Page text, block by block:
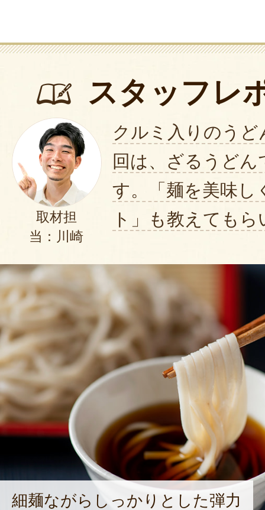
スタッフレ
取材担
当：川崎
クルミ入りのうど
回は、ざるうど
す。「麺を美味し
ト」も教えても
細麺ながらしっかりとした弾力